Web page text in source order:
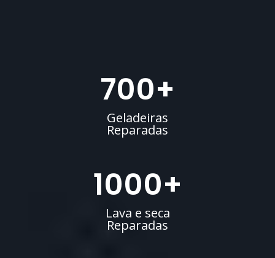
700+
Geladeiras
Reparadas
1000+
Lava e seca
Reparadas